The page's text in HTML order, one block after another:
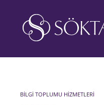
BİLGİ TOPLUMU HİZMETLERİ